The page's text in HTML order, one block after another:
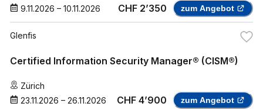
9.11.2026 – 10.11.2026 CHF 2’350 zum Angebot
Glenfis
Certified Information Security Manager® (CISM®)
Zürich
23.11.2026 – 26.11.2026 CHF 4’900 zum Angebot